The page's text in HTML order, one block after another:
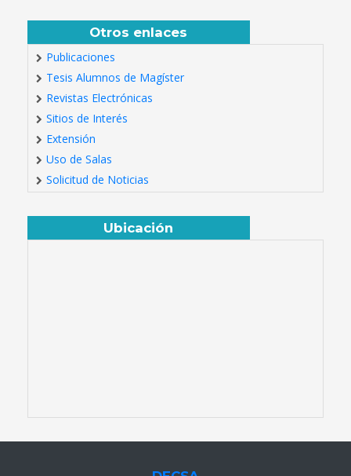
Otros enlaces
Publicaciones
Tesis Alumnos de Magíster
Revistas Electrónicas
Sitios de Interés
Extensión
Uso de Salas
Solicitud de Noticias
Ubicación